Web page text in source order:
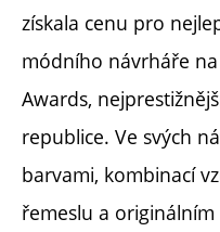
získala cenu pro
módního návrháře
Awards,
republice. Ve svých
barvami, kombinací
řemeslu a